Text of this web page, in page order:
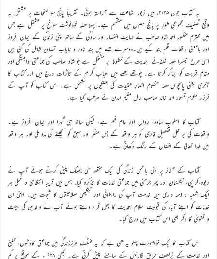
یہ کتاب جون ۲۰۲۵ء میں زیورِ اشاعت سے آراستہ ہوئی۔ تقریباً پانچ سو صفحات پر مشتمل یہ
وقیع تصنیف مجموعی طور پر پانچ حصوں میں منقسم ہے۔ پہلا حصہ خودنوشت سوانح پر مشتمل ہے جس
میں محترم منظور احمد شاد صاحب نے نہایت اختصار اور سادگی کے ساتھ اپنی زندگی کے ایمان افروز
اور بامعنی واقعات قلم بند کیے ہیں۔دوسرے حصے میں چند نادر و نایاب تصاویر شامل کی گئی ہیں
اسی طرح تیسرا حصہ خلفائے احمدیت کے خطوط پر مشتمل ہے جو شاد صاحب کی جماعتی وابستگی اور
مقامِ قربت کو اجاگر کرتا ہے۔ چوتھے حصے میں احبابِ کرام کے تاثرات درج ہیں اور کتاب کا
آخری یعنی پانچواں حصہ منظوم اظہارِ عقیدت کی جھلکیوں پر مشتمل ہے۔ اس کتاب کو آپ کے
فرزند مکرم تصور احمد خالد صاحب حال مقیم لندن نے مرتب کیا ہے۔
کتاب کا اسلوب سادہ، رواں اور عام فہم ہے، لیکن ساتھ ہی گہرا اور ایمان افروز ہے۔
واقعات کی بر محل تفصیل قاری کو ہر واقعہ کے پس منظر اور سبق کو سمجھنے کی مدد ملی اور ہر واقعہ
میں خدا تعالیٰ کے افضال کے رنگ دکھاتی ہے۔
کتاب کے آغاز پر اپنی باعمل زندگی کی ایک مختصر سی جھلک پیش کرتے ہوئے آپ نے
ربوہ،کراچی،انگلستان اور پھر جرمنی میں جماعتی خدمات کا تذکرہ کیا۔ جس میں قریباً انتظامی و عملی ہر
ایک شعبہ و ذمہ داری میں خدمت آپ کی راہنمائی اور تنظیمی صلاحیتوں کا ثبوت ہیں۔ اپنی ان
خدمات کو اپنے آباء کی قبولیت اسلام احمدیت کا پھل قرار دیتے ہوئے آپ نے والدین کی بیعت
و تقویٰ کا ذکر بھی اس کتاب میں درج کیا۔
اس کتاب کا ایک خوبصورت پہلو یہ بھی ہے کہ یہ مختلف طرززندگی میں جماعتی کاوشوں، تبلیغ
اور خدمت کے پُرلطف طریق قارئیں کے سامنے پیش کرتی ہے۔ کبھی ۱۹۴۸ء کے موقع پر کم